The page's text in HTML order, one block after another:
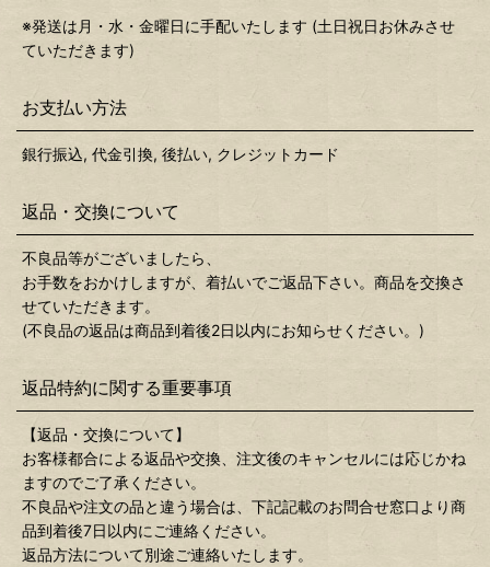
※発送は月・水・金曜日に手配いたします (土日祝日お休みさせ
ていただきます)
お支払い方法
銀行振込, 代金引換, 後払い, クレジットカード
返品・交換について
不良品等がございましたら、
お手数をおかけしますが、着払いでご返品下さい。商品を交換さ
せていただきます。
(不良品の返品は商品到着後2日以内にお知らせください。)
返品特約に関する重要事項
【返品・交換について】
お客様都合による返品や交換、注文後のキャンセルには応じかね
ますのでご了承ください。
不良品や注文の品と違う場合は、下記記載のお問合せ窓口より商
品到着後7日以内にご連絡ください。
返品方法について別途ご連絡いたします。